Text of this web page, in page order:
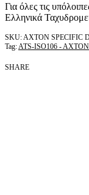
Για όλες τις
Ελληνικά
AXTON SPECIFIC
Tag: ATS-ISO106 -
SHARE